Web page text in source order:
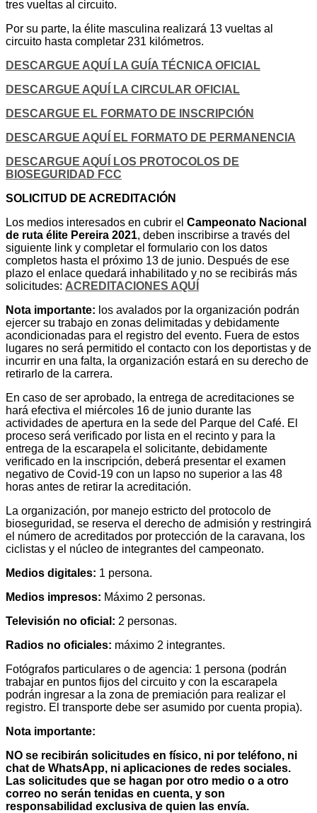
tres vueltas al circuito.
Por su parte, la élite masculina realizará 13 vueltas al
circuito hasta completar 231 kilómetros.
DESCARGUE AQUÍ LA GUÍA TÉCNICA OFICIAL
DESCARGUE AQUÍ LA CIRCULAR OFICIAL
DESCARGUE EL FORMATO DE INSCRIPCIÓN
DESCARGUE AQUÍ EL FORMATO DE PERMANENCIA
DESCARGUE AQUÍ LOS PROTOCOLOS DE
BIOSEGURIDAD FCC
SOLICITUD DE ACREDITACIÓN
Los medios interesados en cubrir el Campeonato Nacional
de ruta élite Pereira 2021, deben inscribirse a través del
siguiente link y completar el formulario con los datos
completos hasta el próximo 13 de junio. Después de ese
plazo el enlace quedará inhabilitado y no se recibirás más
solicitudes: ACREDITACIONES AQUÍ
Nota importante: los avalados por la organización podrán
ejercer su trabajo en zonas delimitadas y debidamente
acondicionadas para el registro del evento. Fuera de estos
lugares no será permitido el contacto con los deportistas y de
incurrir en una falta, la organización estará en su derecho de
retirarlo de la carrera.
En caso de ser aprobado, la entrega de acreditaciones se
hará efectiva el miércoles 16 de junio durante las
actividades de apertura en la sede del Parque del Café. El
proceso será verificado por lista en el recinto y para la
entrega de la escarapela el solicitante, debidamente
verificado en la inscripción, deberá presentar el examen
negativo de Covid-19 con un lapso no superior a las 48
horas antes de retirar la acreditación.
La organización, por manejo estricto del protocolo de
bioseguridad, se reserva el derecho de admisión y restringirá
el número de acreditados por protección de la caravana, los
ciclistas y el núcleo de integrantes del campeonato.
Medios digitales: 1 persona.
Medios impresos: Máximo 2 personas.
Televisión no oficial: 2 personas.
Radios no oficiales: máximo 2 integrantes.
Fotógrafos particulares o de agencia: 1 persona (podrán
trabajar en puntos fijos del circuito y con la escarapela
podrán ingresar a la zona de premiación para realizar el
registro. El transporte debe ser asumido por cuenta propia).
Nota importante:
NO se recibirán solicitudes en físico, ni por teléfono, ni
chat de WhatsApp, ni aplicaciones de redes sociales.
Las solicitudes que se hagan por otro medio o a otro
correo no serán tenidas en cuenta, y son
responsabilidad exclusiva de quien las envía.